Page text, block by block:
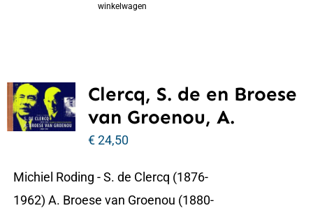
winkelwagen
Clercq, S. de en Broese
van Groenou, A.
€24,50
Michiel Roding - S. de Clercq (1876-
1962) A. Broese van Groenou (1880-